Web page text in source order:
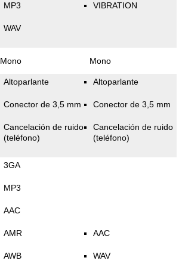
MP3
WAV
VIBRATION
Mono Mono
Altoparlante
Conector de 3,5 mm
Cancelación de ruido
(teléfono)
Altoparlante
Conector de 3,5 mm
Cancelación de ruido
(teléfono)
3GA
MP3
AAC
AMR
AWB
AAC
WAV